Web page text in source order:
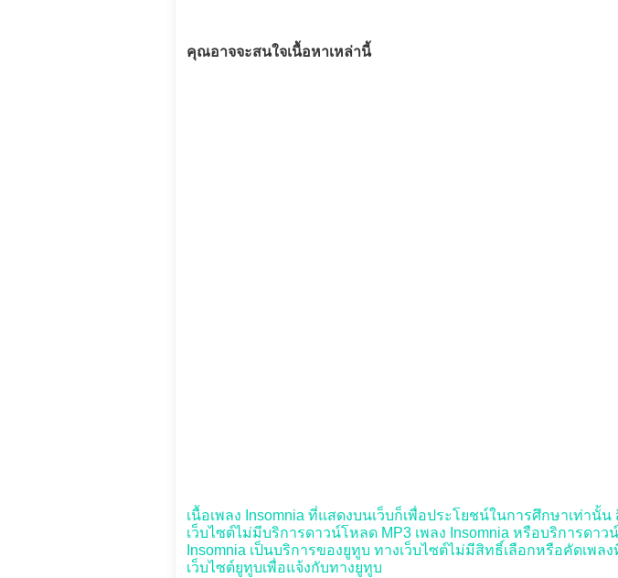
คุณอาจจะสนใจเนื้อหาเหล่านี้
เนื้อเพลง Insomnia ที่แสดงบนเว็บก็เพื่อประโยชน์ในการศึกษาเท่านั้
เว็บไซต์ไม่มีบริการดาวน์โหลด MP3 เพลง Insomnia หรือบริการดา
Insomnia เป็นบริการของยูทูบ ทางเว็บไซต์ไม่มีสิทธิ์เลือกหรือคัดเ
เว็บไซต์ยูทูบเพื่อแจ้งกับทางยูทูบ